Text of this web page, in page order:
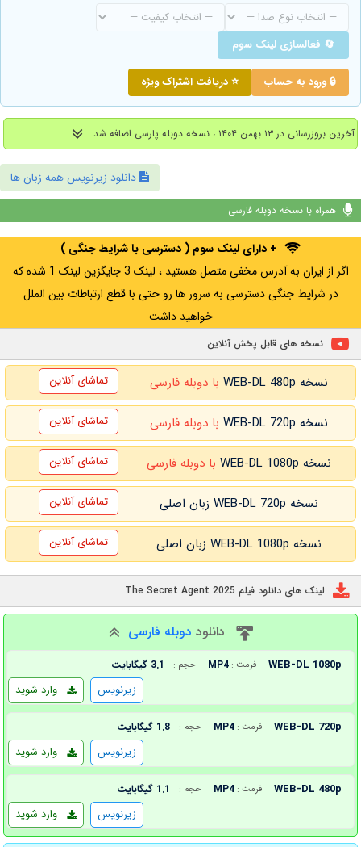
🔄 فعالسازی لینک سوم
🔒 ورود به حساب ⭐ دریافت اشتراک ویژه
آخرین بروزرسانی در ۱۳ بهمن ۱۴۰۴ ، نسخه دوبله پارسی اضافه شد.
دانلود زیرنویس همه زبان ها
همراه با نسخه دوبله فارسی
+ دارای لینک سوم ( دسترسی با شرایط جنگی )
اگر از ایران به آدرس مخفی متصل هستید ، لینک 3 جایگزین لینک 1 شده که
در شرایط جنگی دسترسی به سرور ها رو حتی با قطع ارتباطات بین الملل
خواهید داشت
نسخه های قابل پخش آنلاین
نسخه WEB-DL 480p با دوبله فارسی تماشای آنلاین
نسخه WEB-DL 720p با دوبله فارسی تماشای آنلاین
نسخه WEB-DL 1080p با دوبله فارسی تماشای آنلاین
نسخه WEB-DL 720p زبان اصلی تماشای آنلاین
نسخه WEB-DL 1080p زبان اصلی تماشای آنلاین
لینک های دانلود فیلم The Secret Agent 2025
دانلود دوبله فارسی
WEB-DL 1080p فرمت : MP4 حجم : 3.1 گیگابایت
وارد شوید زیرنویس
WEB-DL 720p فرمت : MP4 حجم : 1.8 گیگابایت
وارد شوید زیرنویس
WEB-DL 480p فرمت : MP4 حجم : 1.1 گیگابایت
وارد شوید زیرنویس